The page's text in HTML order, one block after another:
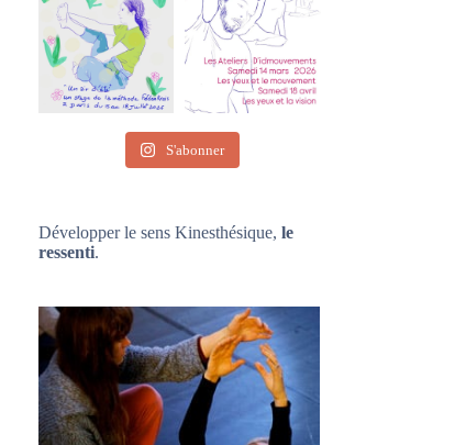
S'abonner
Développer le sens Kinesthésique, le
ressenti.